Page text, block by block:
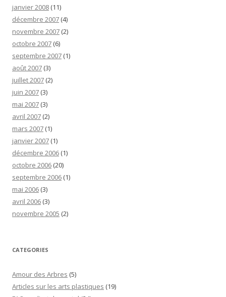
janvier 2008 (11)
décembre 2007 (4)
novembre 2007 (2)
octobre 2007 (6)
septembre 2007 (1)
août 2007 (3)
juillet 2007 (2)
juin 2007 (3)
mai 2007 (3)
avril 2007 (2)
mars 2007 (1)
janvier 2007 (1)
décembre 2006 (1)
octobre 2006 (20)
septembre 2006 (1)
mai 2006 (3)
avril 2006 (3)
novembre 2005 (2)
CATEGORIES
Amour des Arbres (5)
Articles sur les arts plastiques (19)